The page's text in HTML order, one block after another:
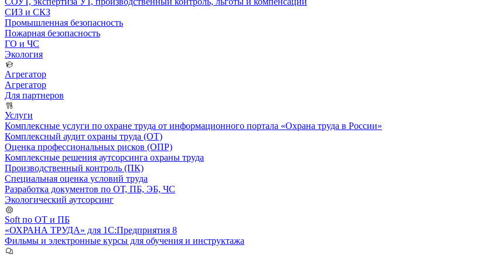
СИЗ и СКЗ
Промышленная безопасность
Пожарная безопасность
ГО и ЧС
Экология
Агрегатор
Агрегатор
Для партнеров
Услуги
Комплексные услуги по охране труда от информационного портала «Охрана труда в России»
Комплексный аудит охраны труда (ОТ)
Оценка профессиональных рисков (ОПР)
Комплексные решения аутсорсинга охраны труда
Производственный контроль (ПК)
Специальная оценка условий труда
Разработка документов по ОТ, ПБ, ЭБ, ЧС
Экологический аутсорсинг
Soft по ОТ и ПБ
«ОХРАНА ТРУДА» для 1С:Предприятия 8
Фильмы и электронные курсы для обучения и инструктажа